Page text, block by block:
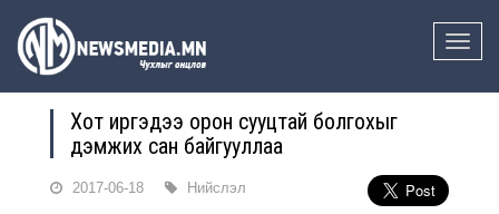
Toggle
Хот иргэдээ орон сууцтай болгохыг
дэмжих сан байгууллаа
2017-06-18 Нийслэл